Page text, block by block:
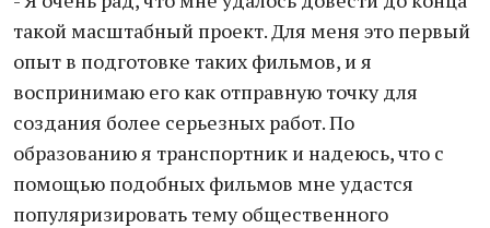
такой масштабный проект. Для меня это первый
опыт в подготовке таких фильмов, и я
воспринимаю его как отправную точку для
создания более серьезных работ. По
образованию я транспортник и надеюсь, что с
помощью подобных фильмов мне удастся
популяризировать тему общественного